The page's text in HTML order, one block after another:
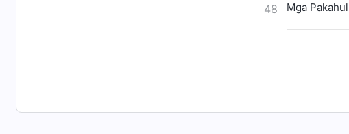
48 Mga